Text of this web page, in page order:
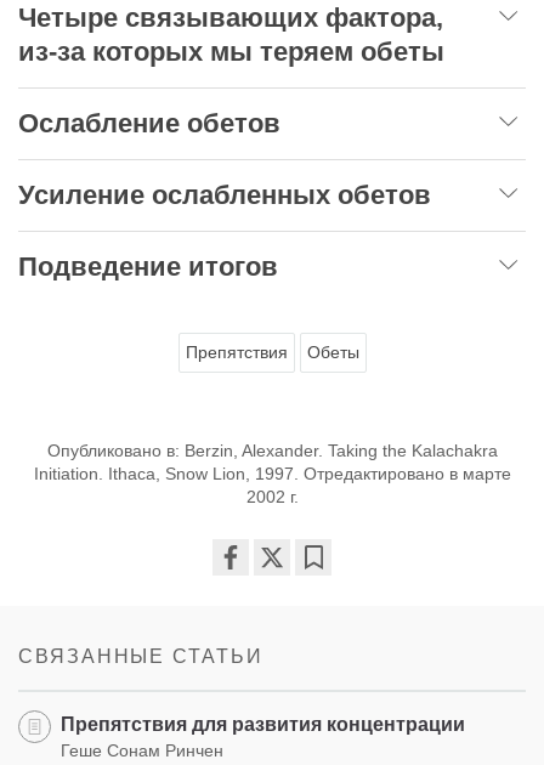
Четыре связывающих фактора,
из-за которых мы теряем обеты
Ослабление обетов
Усиление ослабленных обетов
Подведение итогов
Препятствия Обеты
Опубликовано в: Berzin, Alexander. Taking the Kalachakra
Initiation. Ithaca, Snow Lion, 1997. Отредактировано в марте
2002 г.
СВЯЗАННЫЕ СТАТЬИ
Препятствия для развития концентрации
Геше Сонам Ринчен